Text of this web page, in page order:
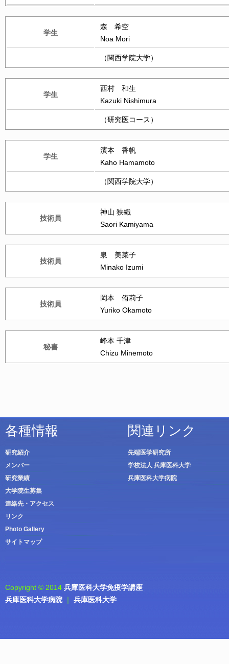
学生
森 希空
Noa Mori
（関西学院大学）
学生
西村 和生
Kazuki Nishimura
（研究医コース）
学生
濱本 香帆
Kaho Hamamoto
（関西学院大学）
技術員
神山 狭織
Saori Kamiyama
技術員
泉 美菜子
Minako Izumi
技術員
岡本 侑莉子
Yuriko Okamoto
秘書
峰本 千津
Chizu Minemoto
各種情報
研究紹介
メンバー
研究業績
大学院生募集
連絡先・アクセス
リンク
Photo Gallery
サイトマップ
関連リンク
先端医学研究所
学校法人 兵庫医科大学
兵庫医科大学病院
Copyright © 2014 兵庫医科大学免疫学講座
兵庫医科大学病院｜ 兵庫医科大学